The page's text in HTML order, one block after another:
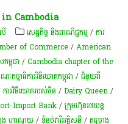
Cambodia
លី សេដ្ឋកិច្ច និងពាណិជ្ជកម្ម /ការ
of Commerce /American
ម្ពុជា /Cambodia chapter of the
ៈកម្មាធិការវិនិយោគកម្ពុជា /ជំនួយពី
ការវិនិយោគរបស់ចិន /Dairy Queen /
Import Bank /ក្រុមហ៊ុនរថយន្ត
ង ហាណូយ /ទំនប់​វា​រី​អគ្គិសនី​ /គម្រោង​